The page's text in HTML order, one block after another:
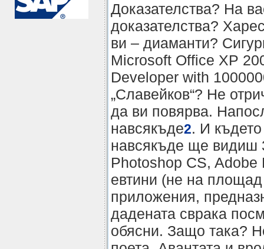
Доказателства? На
доказателства?
ви – диаманти?
Microsoft Office XP
Developer with
„Славейков“? Не
да ви повярва.
навсякъде2. И
навсякъде ще видиш
Photoshop CS, Adobe
евтини (не на площад
приложения,
дадената сврака
обясни. Защо така?